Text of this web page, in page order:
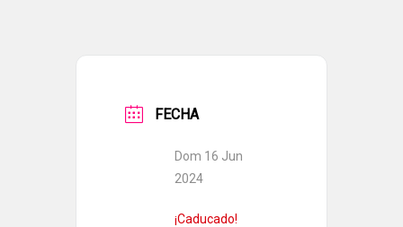
FECHA
Dom 16 Jun
2024
¡Caducado!